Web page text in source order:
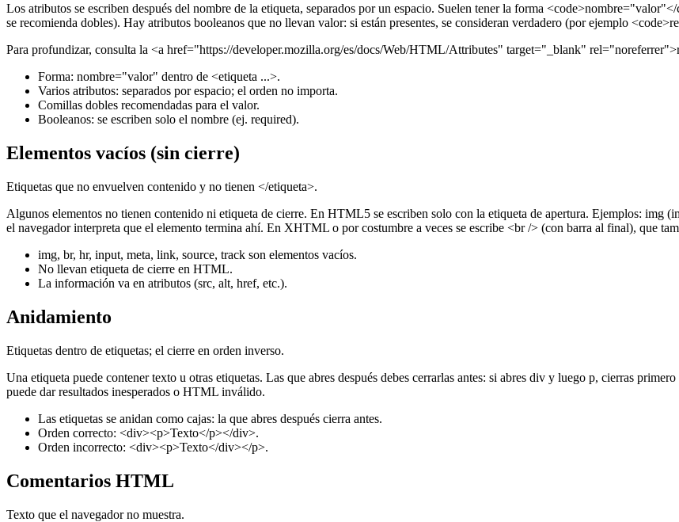
Los atributos se escriben después del nombre de la etiqueta, separados por un espacio. Suelen tener la forma
se recomienda dobles). Hay atributos booleanos que no llevan valor: si están presentes, se consideran verdadero (por ejemplo
Para profundizar, consulta la <a href="https://developer.mozilla.org/es/docs/Web/HTML/Attributes" target="_blank"
Forma: nombre="valor" dentro de <etiqueta ...>.
Varios atributos: separados por espacio; el orden no importa.
Comillas dobles recomendadas para el valor.
Booleanos: se escriben solo el nombre (ej. required).
Elementos vacíos (sin cierre)
Etiquetas que no envuelven contenido y no tienen </etiqueta>.
Algunos elementos no tienen contenido ni etiqueta de cierre. En HTML5 se escriben solo con la etiqueta de apertura. Ejemplos: img
el navegador interpreta que el elemento termina ahí. En XHTML o por costumbre a veces se escribe <br /> (con barra al final), que
img, br, hr, input, meta, link, source, track son elementos vacíos.
No llevan etiqueta de cierre en HTML.
La información va en atributos (src, alt, href, etc.).
Anidamiento
Etiquetas dentro de etiquetas; el cierre en orden inverso.
Una etiqueta puede contener texto u otras etiquetas. Las que abres después debes cerrarlas antes: si abres div y luego p, cierras
puede dar resultados inesperados o HTML inválido.
Las etiquetas se anidan como cajas: la que abres después cierra antes.
Orden correcto: <div><p>Texto</p></div>.
Orden incorrecto: <div><p>Texto</div></p>.
Comentarios HTML
Texto que el navegador no muestra.